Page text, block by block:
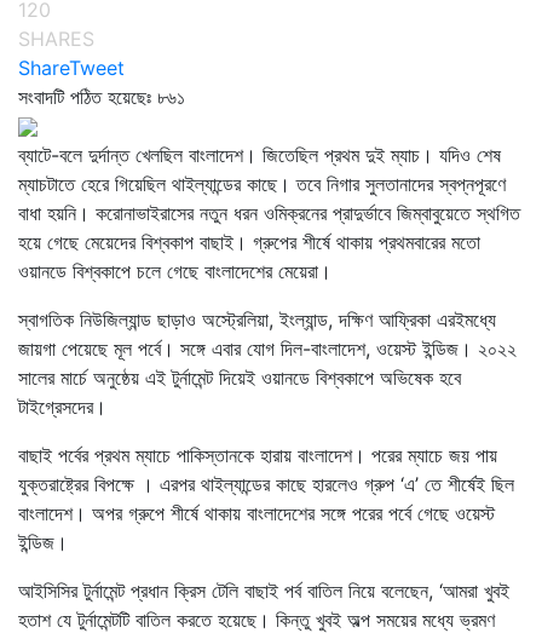
120
SHARES
ShareTweet
সংবাদটি পঠিত হয়েছেঃ ৮৬১
ব্যাটে-বলে দুর্দান্ত খেলছিল বাংলাদেশ। জিতেছিল প্রথম দুই ম্যাচ। যদিও শেষ
ম্যাচটাতে হেরে গিয়েছিল থাইল্যান্ডের কাছে। তবে নিগার সুলতানাদের স্বপ্নপূরণে
বাধা হয়নি। করোনাভাইরাসের নতুন ধরন ওমিক্রনের প্রাদুর্ভাবে জিম্বাবুয়েতে স্থগিত
হয়ে গেছে মেয়েদের বিশ্বকাপ বাছাই। গ্রুপের শীর্ষে থাকায় প্রথমবারের মতো
ওয়ানডে বিশ্বকাপে চলে গেছে বাংলাদেশের মেয়েরা।
স্বাগতিক নিউজিল্যান্ড ছাড়াও অস্ট্রেলিয়া, ইংল্যান্ড, দক্ষিণ আফ্রিকা এরইমধ্যে
জায়গা পেয়েছে মূল পর্বে। সঙ্গে এবার যোগ দিল-বাংলাদেশ, ওয়েস্ট ইন্ডিজ। ২০২২
সালের মার্চে অনুষ্ঠেয় এই টুর্নামেন্ট দিয়েই ওয়ানডে বিশ্বকাপে অভিষেক হবে
টাইগ্রেসদের।
বাছাই পর্বের প্রথম ম্যাচে পাকিস্তানকে হারায় বাংলাদেশ। পরের ম্যাচে জয় পায়
যুক্তরাষ্ট্রের বিপক্ষে । এরপর থাইল্যান্ডের কাছে হারলেও গ্রুপ ‘এ’ তে শীর্ষেই ছিল
বাংলাদেশ। অপর গ্রুপে শীর্ষে থাকায় বাংলাদেশের সঙ্গে পরের পর্বে গেছে ওয়েস্ট
ইন্ডিজ।
আইসিসির টুর্নামেন্ট প্রধান ক্রিস টেলি বাছাই পর্ব বাতিল নিয়ে বলেছেন, ‘আমরা খুবই
হতাশ যে টুর্নামেন্টটি বাতিল করতে হয়েছে। কিন্তু খুবই অল্প সময়ের মধ্যে ভ্রমণ